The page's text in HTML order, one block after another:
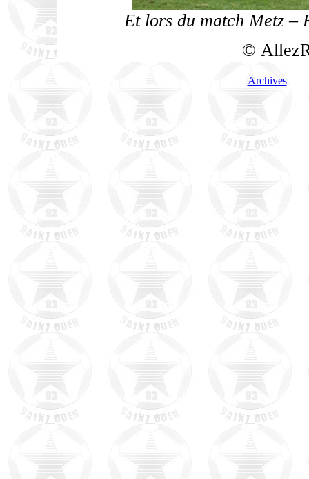
Et lors du match Metz –
©
Archives